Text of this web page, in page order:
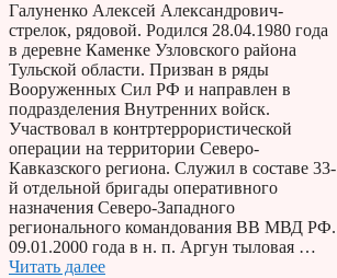
Галуненко Алексей Александрович-
стрелок, рядовой. Родился 28.04.1980 года
в деревне Каменке Узловского района
Тульской области. Призван в ряды
Вооруженных Сил РФ и направлен в
подразделения Внутренних войск.
Участвовал в контртеррористической
операции на территории Северо-
Кавказского региона. Служил в составе 33-
й отдельной бригады оперативного
назначения Северо-Западного
регионального командования ВВ МВД РФ.
09.01.2000 года в н. п. Аргун тыловая …
Читать далее